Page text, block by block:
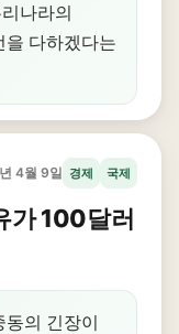
나라의
을 다하겠다는
4월 9일 경제 국제
가 100달러
의 긴장이